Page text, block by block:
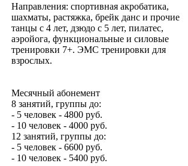
Направления: спортивная акробатика,
шахматы, растяжка, брейк данс и прочие
танцы с 4 лет, дзюдо с 5 лет, пилатес,
аэройога, функциональные и силовые
тренировки 7+. ЭМС тренировки для
взрослых.
Месячный абонемент
8 занятий, группы до:
- 5 человек - 4800 руб.
- 10 человек - 4000 руб.
12 занятий, группы до:
- 5 человек - 6600 руб.
- 10 человек - 5400 руб.